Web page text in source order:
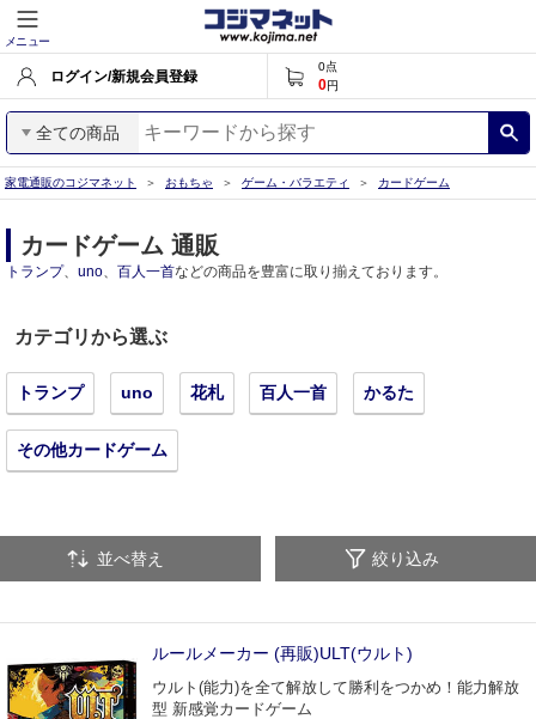
メニュー
ログイン/新規会員登録
0点
0円
全ての商品
家電通販のコジマネット おもちゃ ゲーム・バラエティ カードゲーム
カードゲーム 通販
トランプ、 uno、 百人一首などの商品を豊富に取り揃えております。
カテゴリから選ぶ
トランプ uno 花札 百人一首 かるた
その他カードゲーム
並べ替え 絞り込み
ルールメーカー (再販)ULT(ウルト)
ウルト(能力)を全て解放して勝利をつかめ！能力解放
型 新感覚カードゲーム